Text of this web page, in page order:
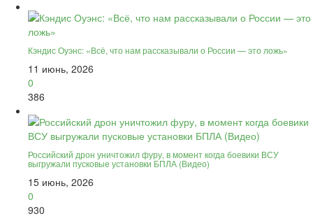
Кэндис Оуэнс: «Всё, что нам рассказывали о России — это ложь»
11 июнь, 2026
0
386
Российский дрон уничтожил фуру, в момент когда боевики ВСУ
выгружали пусковые установки БПЛА (Видео)
15 июнь, 2026
0
930